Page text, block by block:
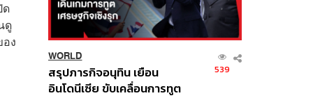
ด
ดู
ง
WORLD
สรุปภารกิจอนุทิน เยือน
อินโดนีเซีย ขับเคลื่อนการทูต
539